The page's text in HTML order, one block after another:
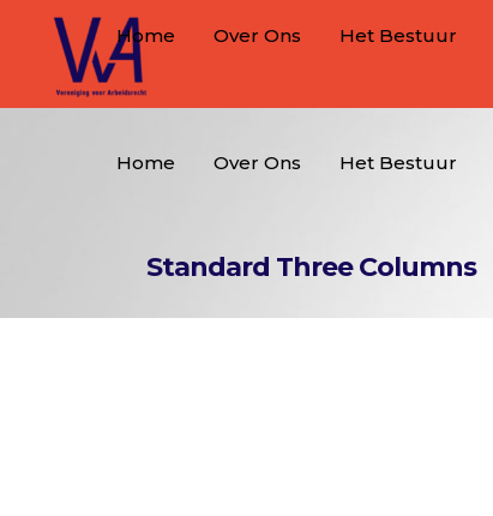
Home Over Ons Het Bestuur
Home Over Ons Het Bestuur
Standard Three Columns